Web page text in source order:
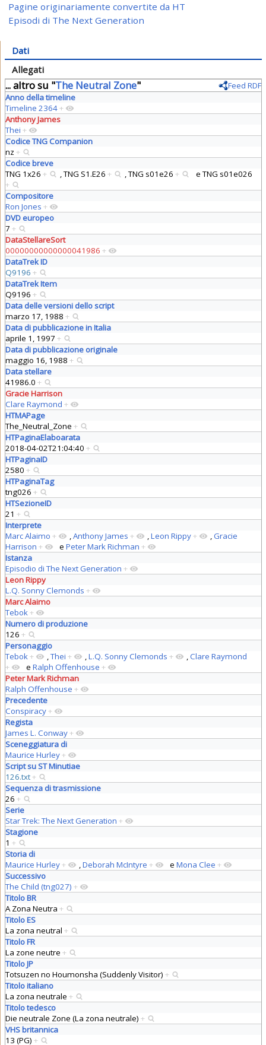
Pagine originariamente convertite da HT
Episodi di The Next Generation
Dati
Allegati
... altro su "The Neutral Zone"
Feed RDF
Anno della timeline
Timeline 2364+
Anthony James
Thei +
Codice TNG Companion
nz +
Codice breve
TNG 1x26 + ,TNG S1.E26 + ,TNG s01e26 + eTNG s01e026
+
Compositore
Ron Jones +
DVD europeo
7 +
DataStellareSort
00000000000000041986 +
DataTrek ID
Q9196 +
DataTrek Item
Q9196 +
Data delle versioni dello script
marzo 17, 1988 +
Data di pubblicazione in Italia
aprile 1, 1997 +
Data di pubblicazione originale
maggio 16, 1988 +
Data stellare
41986.0 +
Gracie Harrison
Clare Raymond +
HTMAPage
The_Neutral_Zone +
HTPaginaElaboarata
2018-04-02T21:04:40 +
HTPaginaID
2580 +
HTPaginaTag
tng026 +
HTSezioneID
21 +
Interprete
Marc Alaimo + ,Anthony James + ,Leon Rippy+ ,Gracie
Harrison + e Peter Mark Richman +
Istanza
Episodio di The Next Generation +
Leon Rippy
L.Q. Sonny Clemonds +
Marc Alaimo
Tebok+
Numero di produzione
126 +
Personaggio
Tebok+ ,Thei + ,L.Q. Sonny Clemonds + ,Clare Raymond
+
e Ralph Offenhouse +
Peter Mark Richman
Ralph Offenhouse +
Precedente
Conspiracy+
Regista
James L. Conway+
Sceneggiatura di
Maurice Hurley+
Script su ST Minutiae
126.txt+
Sequenza di trasmissione
26 +
Serie
Star Trek: The Next Generation +
Stagione
1 +
Storia di
Maurice Hurley+ ,Deborah McIntyre + e Mona Clee +
Successivo
The Child (tng027) +
Titolo BR
A Zona Neutra +
Titolo ES
La zona neutral +
Titolo FR
La zone neutre +
Titolo JP
Totsuzen no Houmonsha (Suddenly Visitor) +
Titolo italiano
La zona neutrale +
Titolo tedesco
Die neutrale Zone (La zona neutrale) +
VHS britannica
13 (PG) +